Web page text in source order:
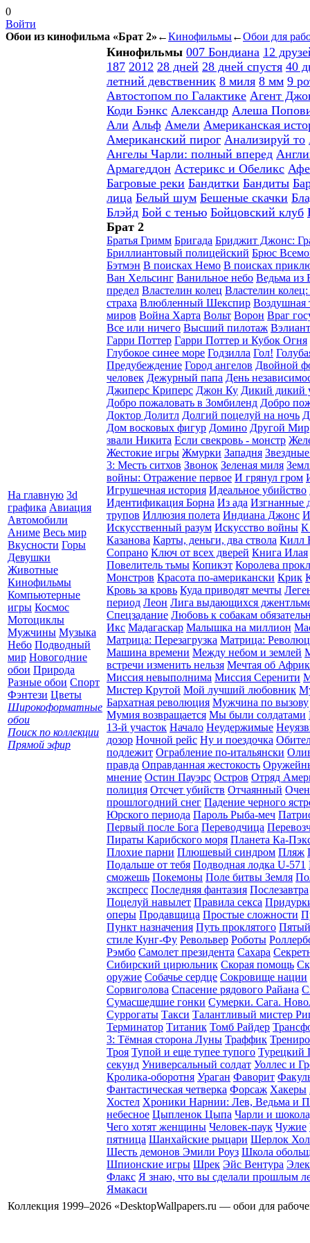
0
Войти
Обои из кинофильма «Брат 2» ←Кинофильмы←Обои для
На главную 3d
графика Авиация
Автомобили
Аниме Весь мир
Вкусности Горы
Девушки
Животные
Кинофильмы
Компьютерные
игры Космос
Мотоциклы
Мужчины Музыка
Небо Подводный
мир Новогодние
обои Природа
Разные обои Спорт
Фэнтези Цветы
Широкоформатные
обои
Поиск по коллекции
Прямой эфир
Кинофильмы 007 Бондиана 12
187 2012 28 дней 28 дней спустя 40
летний девственник 8 миля 8 мм 9
Автостопом по Галактике Агент
Коди Бэнкс Александр Алеша
Али Альф Амели Американская
Американский пирог Анализируй то
Ангелы Чарли: полный вперед
Армагеддон Астерикс и Обеликс
Багровые реки Бандитки Бандиты
лица Белый шум Бешеные скачки
Блэйд Бой с тенью Бойцовский клуб
Брат 2
Братья Гримм Бригада Бриджит Джонс:
Бриллиантовый полицейский Брюс
Бэтмэн В поисках Немо В поисках
Ван Хельсинг Ванильное небо Ведьма из
предел Властелин колец Властелин
страха Влюбленный Шекспир Воздушная
миров Война Харта Вольт Ворон Враг
Все или ничего Высший пилотаж
Гарри Поттер Гарри Поттер и Кубок Огня
Глубокое синее море Годзилла Гол!
Предубеждение Город ангелов Двойной
человек Дежурный папа День
Джиперс Криперс Джон Ку Дикий дикий
Добро пожаловать в Зомбиленд Добро
Доктор Долитл Долгий поцелуй на ночь
Дом восковых фигур Домино Другой Мир
звали Никита Если свекровь - монстр
Жестокие игры Жмурки Западня
3: Месть ситхов Звонок Зеленая миля
войны: Отражение первое И грянул гром
Игрушечная история Идеальное убийство
Идентификация Борна Из ада Изгнанные
трупов Иллюзия полета Индиана Джонс
Искусственный разум Искусство войны К
Казанова Карты, деньги, два ствола Килл
Сопрано Ключ от всех дверей Книга Илая
Повелитель тьмы Копикэт Королева
Монстров Красота по-американски Крик
Кровь за кровь Куда приводят мечты
период Леон Лига выдающихся
Спецзадание Любовь к собакам
Икс Мадагаскар Малышка на миллион
Матрица: Перезагрузка Матрица:
Машина времени Между небом и землей
встречи изменить нельзя Мечтая об
Миссия невыполнима Миссия Серенити
Мистер Крутой Мой лучший любовник
Бархатная революция Мужчина по вызову
Мумия возвращается Мы были солдатами
13-й участок Начало Неудержимые
дозор Ночной рейс Ну и поездочка
подлежит Ограбление по-итальянски
правда Оправданная жестокость
мнение Остин Пауэрс Остров Отряд
полиция Отсчет убийств Отчаянный
прошлогодний снег Падение черного
Юрского периода Пароль Рыба-меч
Первый после Бога Переводчица
Пираты Карибского моря Планета Ка-
Плохие парни Плюшевый синдром Пляж
Подальше от тебя Подводная лодка U-571
сможешь Покемоны Поле битвы Земля
экспресс Последняя фантазия Послезавтра
Поцелуй навылет Правила секса
оперы Продавщица Простые сложности
Пункт назначения Путь проклятого
стиле Кунг-Фу Револьвер Роботы
Рэмбо Самолет президента Сахара
Сибирский цирюльник Скорая помощь
оружие Собачье сердце Сокровище нации
Сорвиголова Спасение рядового Райана
Сумасшедшие гонки Сумерки. Сага.
Суррогаты Такси Талантливый мистер
Терминатор Титаник Томб Райдер
3: Тёмная сторона Луны Траффик
Троя Тупой и еще тупее тупого Турецкий
секунд Универсальный солдат Уоллес и
Кролика-оборотня Ураган Фаворит
Фантастическая четверка Форсаж Хакеры
Хостел Хроники Нарнии: Лев, Ведьма и
небесное Цыпленок Цыпа Чарли и
Чего хотят женщины Человек-паук Чужие
пятница Шанхайские рыцари Шерлок
Шесть демонов Эмили Роуз Школа
Шпионские игры Шрек Эйс Вентура
Флакс Я знаю, что вы сделали прошлым
Ямакаси
Коллекция 1999–2026 «DesktopWallpapers.ru — обои для